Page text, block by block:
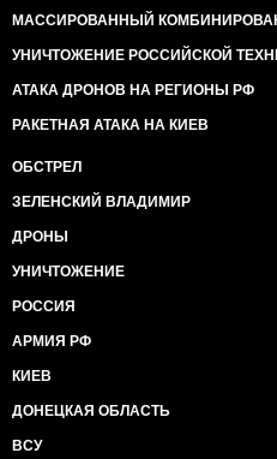
МАССИРОВАННЫЙ
УНИЧТОЖЕНИЕ РОССИЙСКОЙ
АТАКА ДРОНОВ НА РЕГИОНЫ РФ
РАКЕТНАЯ АТАКА НА КИЕВ
ОБСТРЕЛ
ЗЕЛЕНСКИЙ ВЛАДИМИР
ДРОНЫ
УНИЧТОЖЕНИЕ
РОССИЯ
АРМИЯ РФ
КИЕВ
ДОНЕЦКАЯ ОБЛАСТЬ
ВСУ